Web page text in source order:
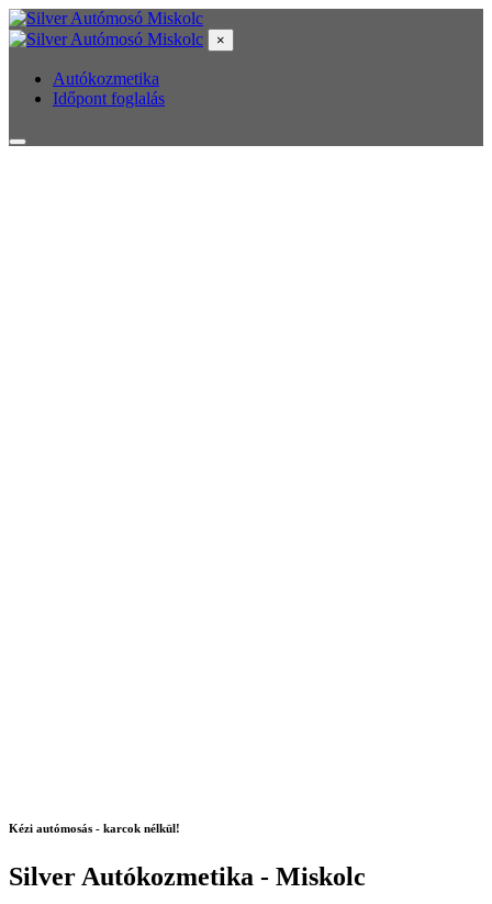
×
Autókozmetika
Időpont foglalás
Kézi autómosás - karcok nélkül!
Silver Autókozmetika - Miskolc